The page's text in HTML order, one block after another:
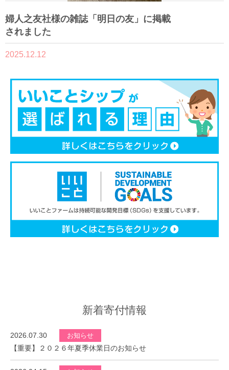
婦人之友社様の雑誌「明日の友」に掲載
されました
2025.12.12
新着寄付情報
2026.07.30 お知らせ
【重要】２０２６年夏季休業日のお知らせ